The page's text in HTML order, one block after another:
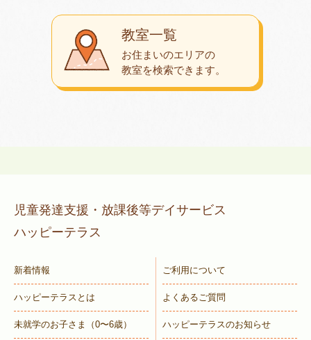
教室一覧
お住まいのエリアの
教室を検索できます。
児童発達支援・放課後等デイサービス
ハッピーテラス
新着情報
ハッピーテラスとは
未就学のお子さま （0〜6歳）
ご利用について
よくあるご質問
ハッピーテラスのお知らせ